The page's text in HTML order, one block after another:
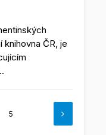
ČR, je
5